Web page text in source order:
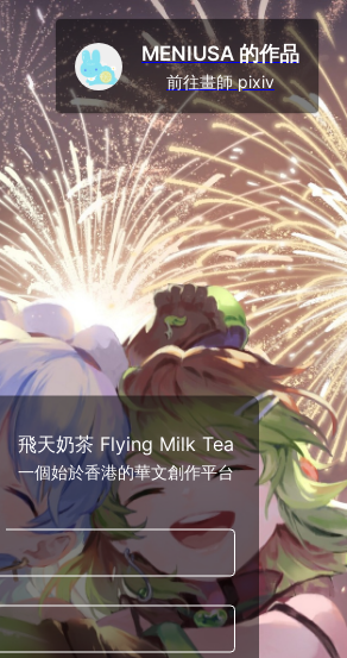
飛天奶茶 Flying Milk Tea
一個始於香港的華文創作平台
MENIUSA 的作品
前往畫師 pixiv